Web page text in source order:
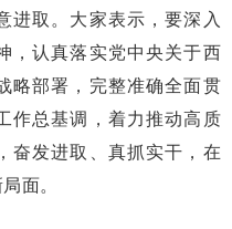
进取。大家表示，要深入
，认真落实党中央关于西
略部署，完整准确全面贯
作总基调，着力推动高质
奋发进取、真抓实干，在
面。